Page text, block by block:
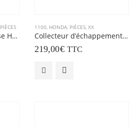
PIÈCES
Catadioptre de top case HONDA 1500 GL GOLDWING
1100, HONDA, PIÈCES, XX
Collecteur d’échappement HONDA 1100 XX
219,00€ TTC